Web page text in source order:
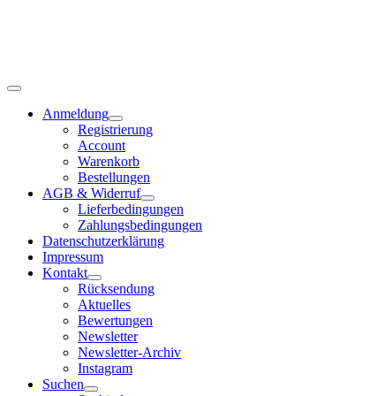
Anmeldung
Registrierung
Account
Warenkorb
Bestellungen
AGB & Widerruf
Lieferbedingungen
Zahlungsbedingungen
Datenschutzerklärung
Impressum
Kontakt
Rücksendung
Aktuelles
Bewertungen
Newsletter
Newsletter-Archiv
Instagram
Suchen